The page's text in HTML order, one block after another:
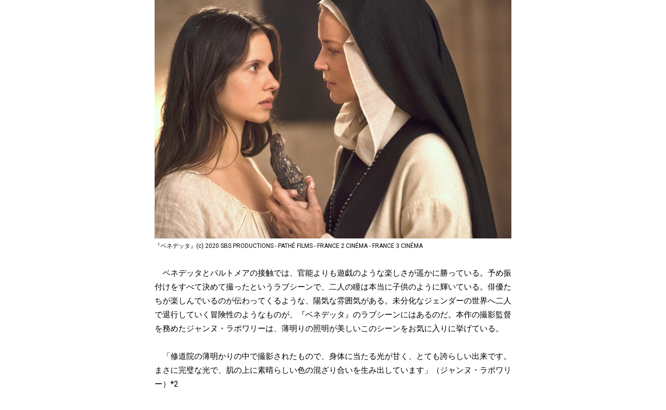
『ベネデッタ』(c) 2020 SBS PRODUCTIONS - PATHÉ FILMS - FRANCE 2 CINÉMA - FRANCE 3 CINÉMA
ベネデッタとバルトメアの接触では、官能よりも遊戯のような楽しさが遥かに勝っている。予め振
付けをすべて決めて撮ったというラブシーンで、二人の瞳は本当に子供のように輝いている。俳優た
ちが楽しんでいるのが伝わってくるような、陽気な雰囲気がある。未分化なジェンダーの世界へ二人
で退行していく冒険性のようなものが、『ベネデッタ』のラブシーンにはあるのだ。本作の撮影監督
を務めたジャンヌ・ラポワリーは、薄明りの照明が美しいこのシーンをお気に入りに挙げている。
「修道院の薄明かりの中で撮影されたもので、身体に当たる光が甘く、とても誇らしい出来です。
まさに完璧な光で、肌の上に素晴らしい色の混ざり合いを生み出しています」（ジャンヌ・ラポワリ
ー）*2